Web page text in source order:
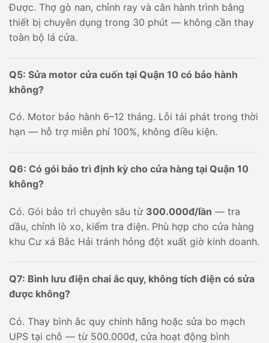
Được. Thợ gò nan, chỉnh ray và cân hành trình bằng
thiết bị chuyên dụng trong 30 phút — không cần thay
toàn bộ lá cửa.
Q5: Sửa motor cửa cuốn tại Quận 10 có bảo hành
không?
Có. Motor bảo hành 6–12 tháng. Lỗi tái phát trong thời
hạn — hỗ trợ miễn phí 100%, không điều kiện.
Q6: Có gói bảo trì định kỳ cho cửa hàng tại Quận 10
không?
Có. Gói bảo trì chuyên sâu từ 300.000đ/lần — tra
dầu, chỉnh lò xo, kiểm tra điện. Phù hợp cho cửa hàng
khu Cư xá Bắc Hải tránh hỏng đột xuất giờ kinh doanh.
Q7: Bình lưu điện chai ắc quy, không tích điện có sửa
được không?
Có. Thay bình ắc quy chính hãng hoặc sửa bo mạch
UPS tại chỗ — từ 500.000đ, cửa hoạt động bình